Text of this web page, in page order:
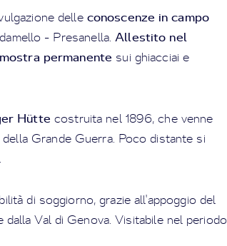
delle conoscenze in campo
- Presanella.Allestito nel
mostra permanente sui ghiacciai e
Hütte costruita nel 1896, che venne
Grande Guerra. Poco distante si
.
di soggiorno, grazie all'appoggio del
Val di Genova. Visitabile nel periodo